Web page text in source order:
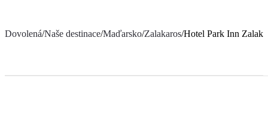
Dovolená/Naše destinace/Maďarsko/Zalakaros/Hotel Park Inn